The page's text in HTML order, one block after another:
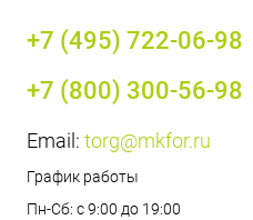
+7 (495) 722-06-98
+7 (800) 300-56-98
Email: torg@mkfor.ru
График работы
Пн-Сб: с 9:00 до 19:00